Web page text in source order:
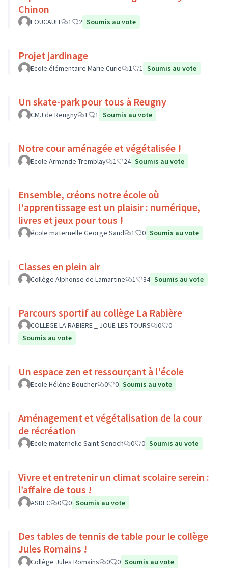
Chinon
FOUCAULT 1 2 Soumis au vote
Projet jardinage
Ecole élémentaire Marie Curie 1 1 Soumis au vote
Un skate-park pour tous à Reugny
CMJ de Reugny 1 1 Soumis au vote
Notre cour aménagée et végétalisée !
Ecole Armande Tremblay 1 24 Soumis au vote
Ensemble, créons notre école où
l'apprentissage est un plaisir : numérique,
livres et jeux pour tous !
école maternelle George Sand 1 0 Soumis au vote
Classes en plein air
Collège Alphonse de Lamartine 1 34 Soumis au vote
Parcours sportif au collège La Rabière
COLLEGE LA RABIERE _ JOUE-LES-TOURS 0
0
Soumis au vote
Un espace zen et ressourçant à l'école
Ecole Hélène Boucher 0 0 Soumis au vote
Aménagement et végétalisation de la cour
de récréation
Ecole maternelle Saint-Senoch 0 0 Soumis au vote
Vivre et entretenir un climat scolaire serein :
l’affaire de tous !
ASDEC 0 0 Soumis au vote
Des tables de tennis de table pour le collège
Jules Romains !
Collège Jules Romains 0 0 Soumis au vote